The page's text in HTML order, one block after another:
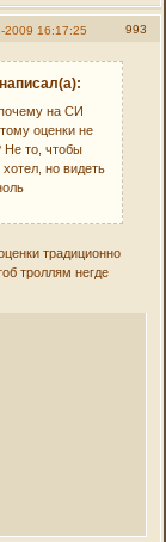
993
2009 16:17:25
на СИ
оценки не
Не то, чтобы
хотел, но видеть
традиционно
троллям негде